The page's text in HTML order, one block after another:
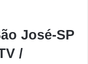
José-SP
/